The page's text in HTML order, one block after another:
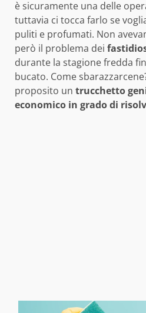
è sicuramente una delle
tuttavia ci tocca farlo se
puliti e profumati. Non
però il problema dei
durante la stagione fredda
bucato. Come
proposito un trucchetto
economico in grado di